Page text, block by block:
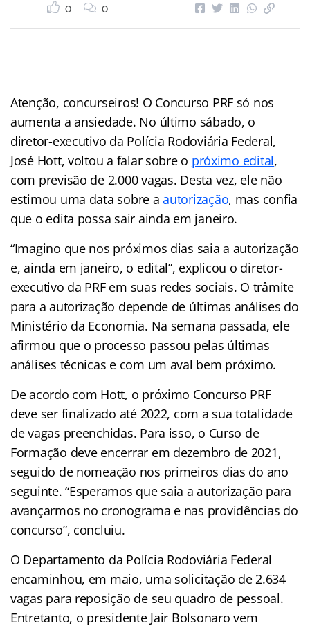
0 0
Atenção, concurseiros! O Concurso PRF só nos
aumenta a ansiedade. No último sábado, o
diretor-executivo da Polícia Rodoviária Federal,
José Hott, voltou a falar sobre o próximo edital,
com previsão de 2.000 vagas. Desta vez, ele não
estimou uma data sobre aautorização, mas confia
que o edita possa sair ainda em janeiro.
“Imagino que nos próximos dias saia a autorização
e, ainda em janeiro, o edital”, explicou o diretor-
executivo da PRF em suas redes sociais. O trâmite
para a autorização depende de últimas análises do
Ministério da Economia. Na semana passada, ele
afirmou que o processo passou pelas últimas
análises técnicas e com um aval bem próximo.
De acordo com Hott, o próximo Concurso PRF
deve ser finalizado até 2022, com a sua totalidade
de vagas preenchidas. Para isso, o Curso de
Formação deve encerrar em dezembro de 2021,
seguido de nomeação nos primeiros dias do ano
seguinte. “Esperamos que saia a autorização para
avançarmos no cronograma e nas providências do
concurso”, concluiu.
O Departamento da Polícia Rodoviária Federal
encaminhou, em maio, uma solicitação de 2.634
vagas para reposição de seu quadro de pessoal.
Entretanto, o presidente Jair Bolsonaro vem